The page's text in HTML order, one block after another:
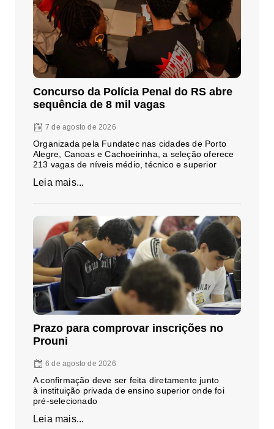
Concurso da Polícia Penal do RS abre
sequência de 8 mil vagas
7 de agosto de 2026
Organizada pela Fundatec nas cidades de Porto
Alegre, Canoas e Cachoeirinha, a seleção oferece
213 vagas de níveis médio, técnico e superior
Leia mais...
Prazo para comprovar inscrições no
Prouni
6 de agosto de 2026
A confirmação deve ser feita diretamente junto
à instituição privada de ensino superior onde foi
pré-selecionado
Leia mais...